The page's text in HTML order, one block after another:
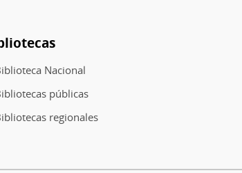
Nacional
públicas
regionales